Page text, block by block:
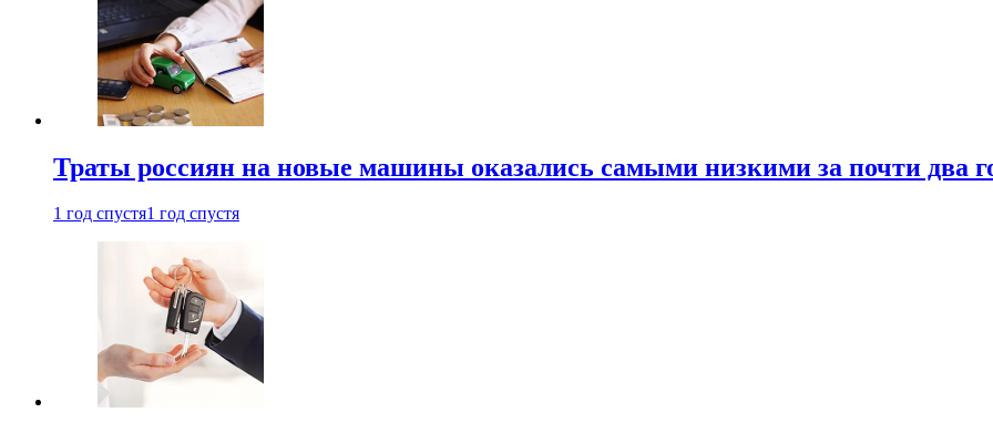
Траты россиян на новые машины оказались самыми низкими за почти два
1 год спустя1 год спустя